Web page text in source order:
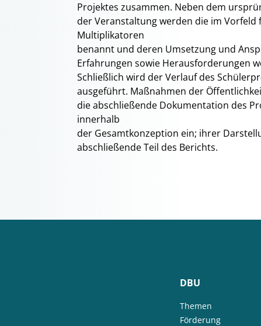
Projektes zusammen. Neben dem
der Veranstaltung werden die im Vorfeld
Multiplikatoren
benannt und deren Umsetzung und
Erfahrungen sowie Herausforderungen
Schließlich wird der Verlauf des
ausgeführt. Maßnahmen der
die abschließende Dokumentation des
innerhalb
der Gesamtkonzeption ein; ihrer
abschließende Teil des Berichts.
DBU
Themen
Förderung